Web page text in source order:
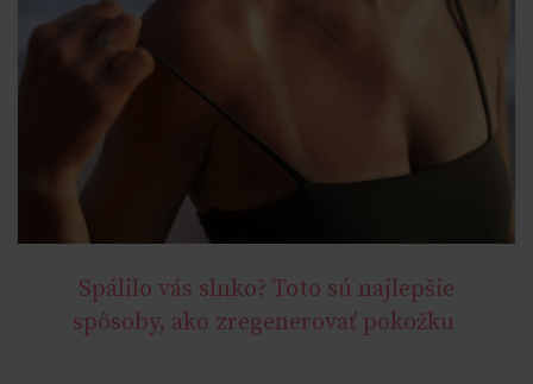
Spálilo vás slnko? Toto sú najlepšie
spôsoby, ako zregenerovať pokožku